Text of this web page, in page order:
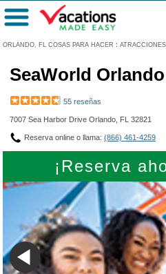
ORLANDO, FL COSAS PARA HACER : ATRACCIONES
Menú
SeaWorld
55 reseñas
7007 Sea Harbor Drive Orlando, FL 32821
Reserva online o llama: (866) 461-4259
¡Reserva